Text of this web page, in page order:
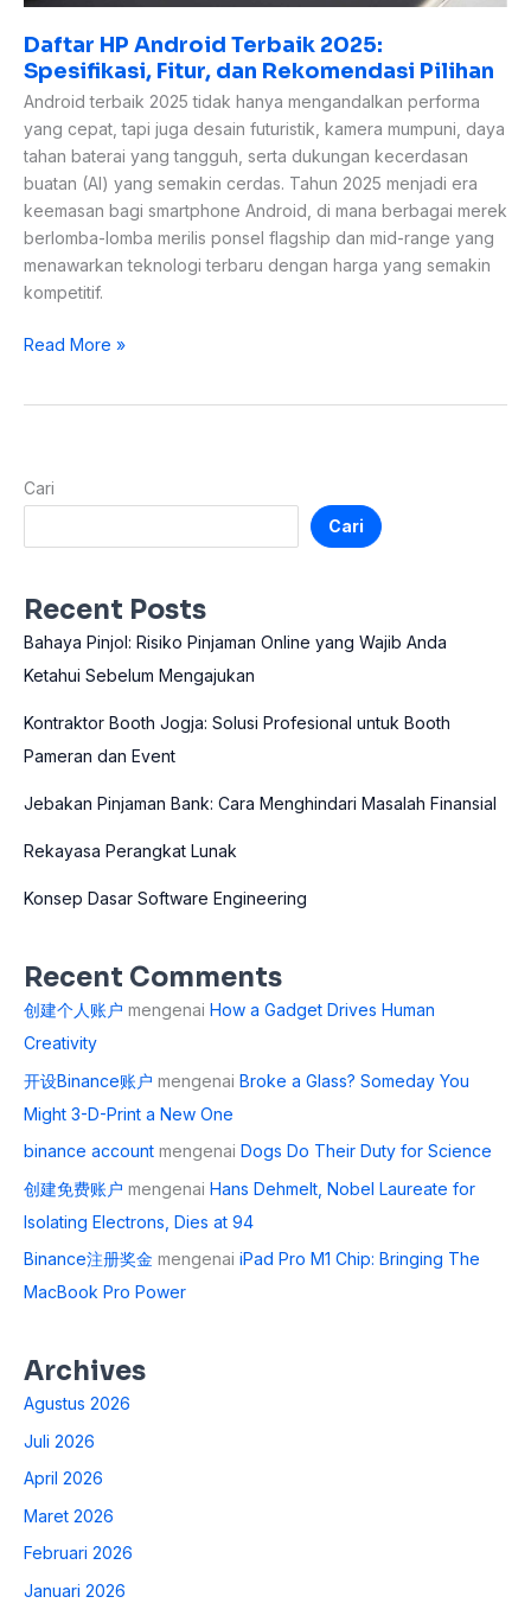
Daftar HP Android Terbaik 2025:
Spesifikasi, Fitur, dan Rekomendasi Pilihan
Android terbaik 2025 tidak hanya mengandalkan performa
yang cepat, tapi juga desain futuristik, kamera mumpuni, daya
tahan baterai yang tangguh, serta dukungan kecerdasan
buatan (AI) yang semakin cerdas. Tahun 2025 menjadi era
keemasan bagi smartphone Android, di mana berbagai merek
berlomba-lomba merilis ponsel flagship dan mid-range yang
menawarkan teknologi terbaru dengan harga yang semakin
kompetitif.
Read More »
Cari
Cari
Recent Posts
Bahaya Pinjol: Risiko Pinjaman Online yang Wajib Anda
Ketahui Sebelum Mengajukan
Kontraktor Booth Jogja: Solusi Profesional untuk Booth
Pameran dan Event
Jebakan Pinjaman Bank: Cara Menghindari Masalah Finansial
Rekayasa Perangkat Lunak
Konsep Dasar Software Engineering
Recent Comments
创建个人账户 mengenai How a Gadget Drives Human
Creativity
开设Binance账户 mengenai Broke a Glass? Someday You
Might 3-D-Print a New One
binance account mengenai Dogs Do Their Duty for Science
创建免费账户 mengenai Hans Dehmelt, Nobel Laureate for
Isolating Electrons, Dies at 94
Binance注册奖金 mengenai iPad Pro M1 Chip: Bringing The
MacBook Pro Power
Archives
Agustus 2026
Juli 2026
April 2026
Maret 2026
Februari 2026
Januari 2026